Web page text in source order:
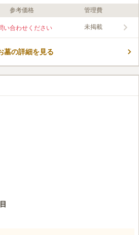
に根付いた公営霊園です。暖かな陽射しがた
です。閑静な立地にあり、ゆっくりとした空
れていません。
参考価格 管理費
い合わせください 未掲載
墓の詳細を見る